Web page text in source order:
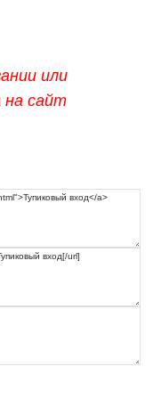
или
на сайт